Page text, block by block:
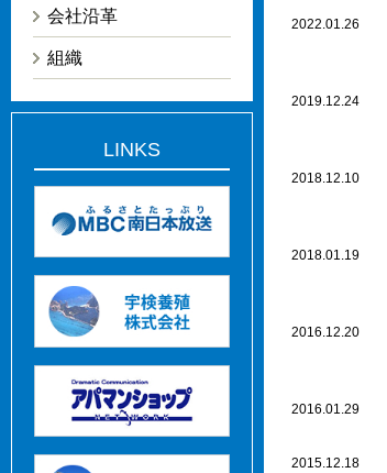
2022.01.26
2019.12.24
2018.12.10
2018.01.19
2016.12.20
2016.01.29
2015.12.18
会社沿革
組織
LINKS